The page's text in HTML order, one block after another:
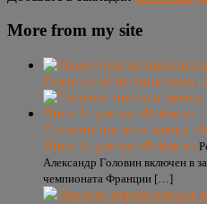
More from my site
Очередной беспилотник
Головин попал в заявку
Лиги 1 против «Реймса»
Александр Головин включен в
чемпионата Франции […]